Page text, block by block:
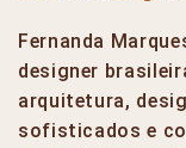
Fernanda
designer
arquitetura,
sofisticados e